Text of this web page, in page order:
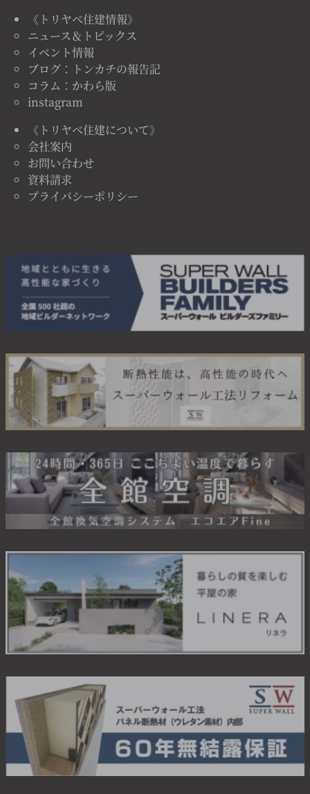
《トリヤベ住建情報》
ニュース＆トピックス
イベント情報
ブログ：トンカチの報告記
コラム：かわら版
instagram
《トリヤベ住建について》
会社案内
お問い合わせ
資料請求
プライバシーポリシー